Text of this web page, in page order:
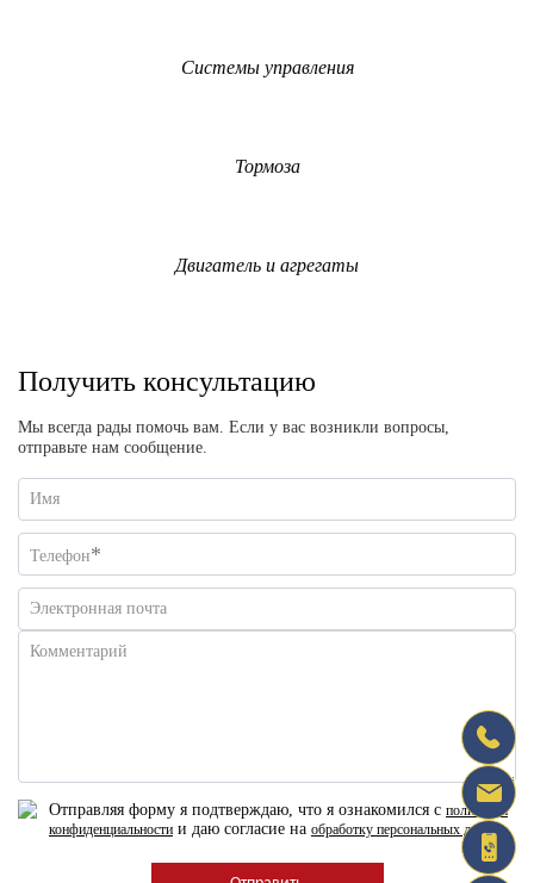
Системы управления
Тормоза
Двигатель и агрегаты
Получить консультацию
Мы всегда рады помочь вам. Если у вас возникли вопросы,
отправьте нам сообщение.
Имя
Телефон*
Электронная почта
Комментарий
Отправляя форму я подтверждаю, что я ознакомился с политикой
конфиденциальности и даю согласие на обработку персональных данных